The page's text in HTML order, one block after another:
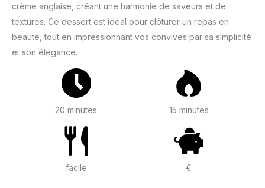
crème anglaise, créant une harmonie de saveurs et de
textures. Ce dessert est idéal pour clôturer un repas en
beauté, tout en impressionnant vos convives par sa simplicité
et son élégance.
20 minutes 15 minutes
facile €